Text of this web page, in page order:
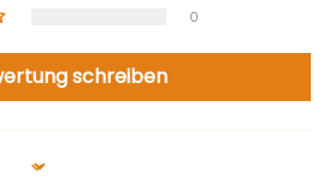
0
schreiben